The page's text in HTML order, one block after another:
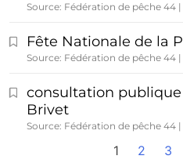
Source: Fédération de pêche 44
Fête Nationale de la
Source: Fédération de pêche 44
consultation publique
Brivet
Source: Fédération de pêche 44
1 2 3